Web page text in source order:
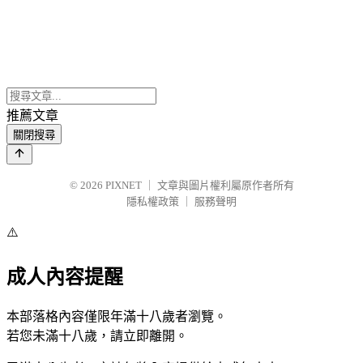
推薦文章
關閉搜尋
© 2026 PIXNET
文章與圖片權利屬原作者所有
隱私權政策
服務聲明
⚠️
成人內容提醒
本部落格內容僅限年滿十八歲者瀏覽。
若您未滿十八歲，請立即離開。